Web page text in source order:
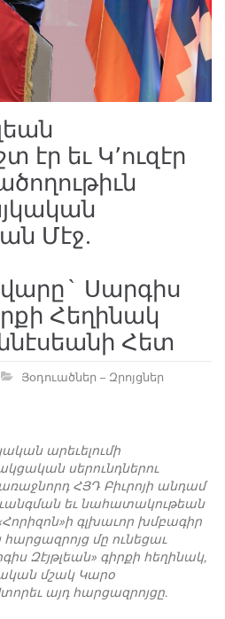
էր եւ Կ՚ուզէր
Մէջ.
Սարգիս
Հեղինակ
Հետ
Յօդուածներ – Զրոյցներ
արեւելումի
սերունդներու
ՀՅԴ Բիւրոյի անդամ
եւ նահատակութեան
գլխաւոր խմբագիր
մը ունեցաւ
Զէյթլեան» գիրքի հեղինակ,
մշակ Կարօ
այդ հարցազրոյցը.